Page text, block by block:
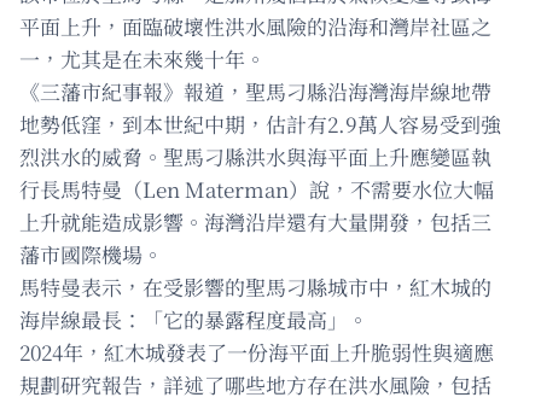
平面上升，面臨破壞性洪水風險的沿海和灣岸社區之
一，尤其是在未來幾十年。
《三藩市紀事報》報道，聖馬刁縣沿海灣海岸線地帶
地勢低窪，到本世紀中期，估計有2.9萬人容易受到強
烈洪水的威脅。聖馬刁縣洪水與海平面上升應變區執
行長馬特曼（Len Materman）說，不需要水位大幅
上升就能造成影響。海灣沿岸還有大量開發，包括三
藩市國際機場。
馬特曼表示，在受影響的聖馬刁縣城市中，紅木城的
海岸線最長：「它的暴露程度最高」。
2024年，紅木城發表了一份海平面上升脆弱性與適應
規劃研究報告，詳述了哪些地方存在洪水風險，包括